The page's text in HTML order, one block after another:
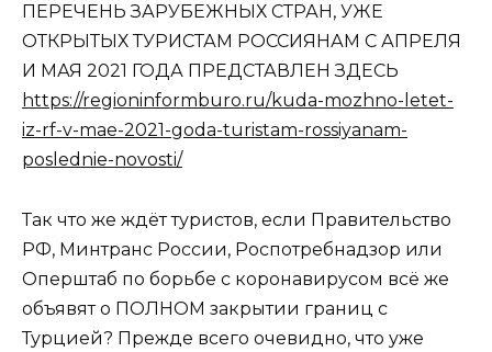
ПЕРЕЧЕНЬ ЗАРУБЕЖНЫХ СТРАН, УЖЕ
ОТКРЫТЫХ ТУРИСТАМ РОССИЯНАМ С АПРЕЛЯ
И МАЯ 2021 ГОДА ПРЕДСТАВЛЕН ЗДЕСЬ
https://regioninformburo.ru/kuda-mozhno-letet-
iz-rf-v-mae-2021-goda-turistam-rossiyanam-
poslednie-novosti/
Так что же ждёт туристов, если Правительство
РФ, Минтранс России, Роспотребнадзор или
Оперштаб по борьбе с коронавирусом всё же
объявят о ПОЛНОМ закрытии границ с
Турцией? Прежде всего очевидно, что уже